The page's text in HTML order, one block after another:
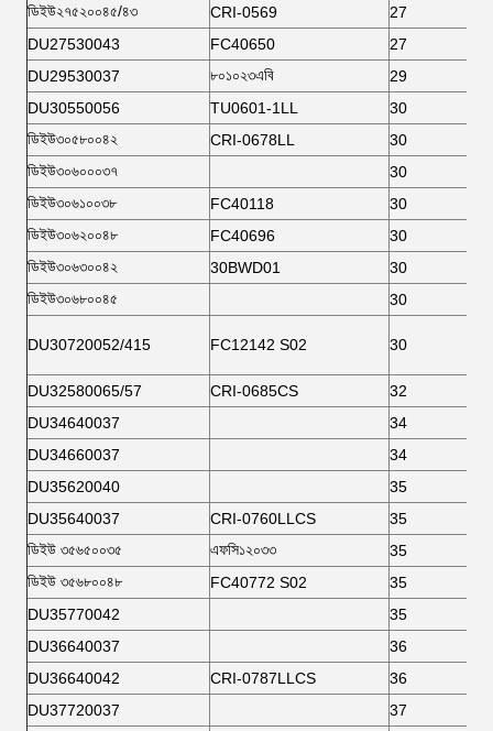
ডিইউ২৭৫২০০৪৫/৪৩ CRI-0569
27
DU27530043
FC40650
27
DU29530037
৮০১০২৩এবি
29
DU30550056
TU0601-1LL
30
ডিইউ৩০৫৮০০৪২
CRI-0678LL
30
ডিইউ৩০৬০০০৩৭
30
ডিইউ৩০৬১০০৩৮
FC40118
30
ডিইউ৩০৬২০০৪৮
FC40696
30
ডিইউ৩০৬৩০০৪২
30BWD01
30
ডিইউ৩০৬৮০০৪৫
30
DU30720052/415 FC12142 S02 30
DU32580065/57 CRI-0685CS
32
DU34640037
34
DU34660037
34
DU35620040
35
DU35640037
CRI-0760LLCS
35
ডিইউ ৩৫৬৫০০৩৫
এফসি১২০৩৩
35
ডিইউ ৩৫৬৮০০৪৮
FC40772 S02
35
DU35770042
35
DU36640037
36
DU36640042
CRI-0787LLCS
36
DU37720037
37